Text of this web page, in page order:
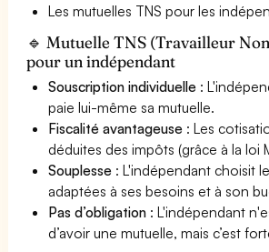
Les mutuelles TNS pour les
🔹 Mutuelle TNS (Travailleur
pour un indépendant
Souscription individuelle :
paie lui-même sa mutuelle.
Fiscalité avantageuse : Les
déduites des impôts (grâce à la loi
Souplesse : L'indépendant choisit
adaptées à ses besoins et à son
Pas d’obligation : L'indépendant
d’avoir une mutuelle, mais c’est